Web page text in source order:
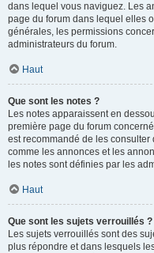
dans lequel vous naviguez. Les
page du forum dans lequel elles
générales, les permissions
administrateurs du forum.
Haut
Que sont les notes ?
Les notes apparaissent en
première page du forum
est recommandé de les
comme les annonces et les
les notes sont définies par les
Haut
Que sont les sujets verrouillés ?
Les sujets verrouillés sont des
plus répondre et dans lesquels